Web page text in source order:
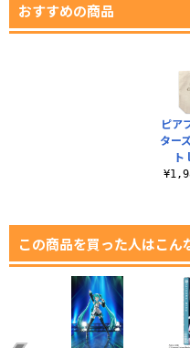
おすすめの商品
ピア
ター
この商品を買った人はこん